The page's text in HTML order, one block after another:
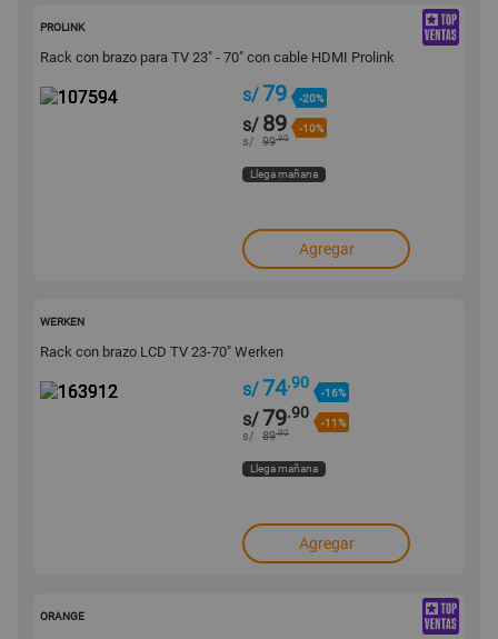
PROLINK
Rack con brazo para TV 23" - 70" con cable HDMI Prolink
s/79 -20%
s/ 89 -10%
s/ 99.90
Llega mañana
Agregar
WERKEN
Rack con brazo LCD TV 23-70" Werken
s/74.90
-16%
s/79.90
-11%
s/ 89.90
Llega mañana
Agregar
ORANGE